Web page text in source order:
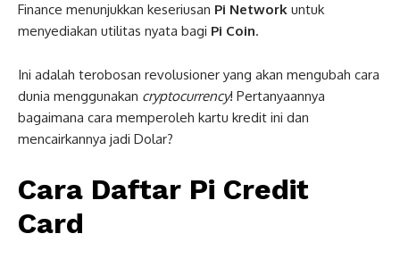
Finance menunjukkan keseriusan Pi Network untuk
menyediakan utilitas nyata bagi Pi Coin.
Ini adalah terobosan revolusioner yang akan mengubah cara
dunia menggunakan cryptocurrency! Pertanyaannya
bagaimana cara memperoleh kartu kredit ini dan
mencairkannya jadi Dolar?
Cara Daftar Pi Credit
Card